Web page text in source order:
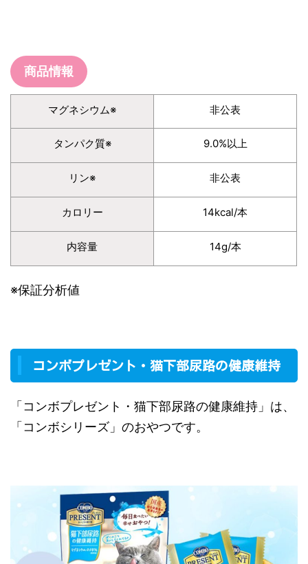
商品情報
マグネシウム※ 非公表
タンパク質※ 9.0%以上
リン※ 非公表
カロリー 14kcal/本
内容量 14g/本
※保証分析値
コンボプレゼント・猫下部尿路の健康維持
「コンボプレゼント・猫下部尿路の健康維持」は、
「コンボシリーズ」のおやつです。